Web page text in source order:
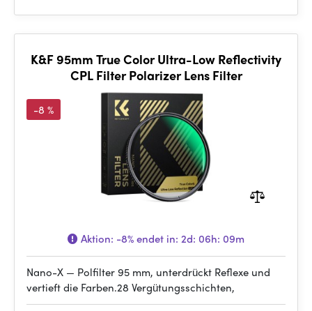
K&F 95mm True Color Ultra-Low Reflectivity
CPL Filter Polarizer Lens Filter
-8 %
Aktion: -8%endet in: 2d: 06h: 09m
Nano-X — Polfilter 95 mm, unterdrückt Reflexe und
vertieft die Farben.28 Vergütungsschichten,